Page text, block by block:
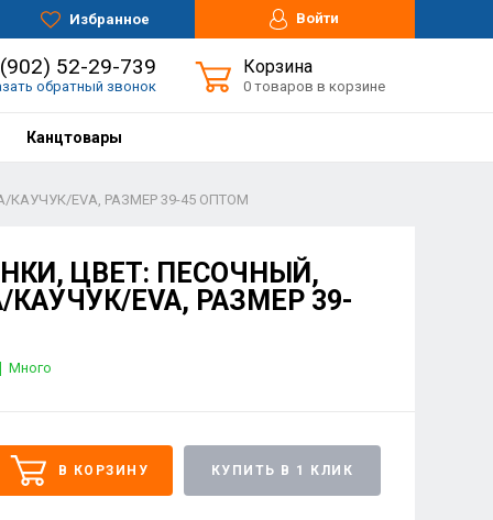
Избранное Войти
52-29-739
обратный звонок
Корзина
0 товаров в корзине
Канцтовары
EVA, РАЗМЕР 39-45 ОПТОМ
ЦВЕТ: ПЕСОЧНЫЙ,
EVA, РАЗМЕР 39-
Много
В КОРЗИНУ КУПИТЬ В 1 КЛИК